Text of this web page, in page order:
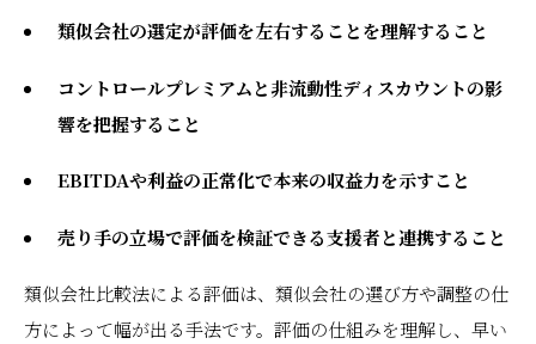
類似会社の選定が評価を左右することを理解すること
コントロールプレミアムと非流動性ディスカウントの影
響を把握すること
EBITDAや利益の正常化で本来の収益力を示すこと
売り手の立場で評価を検証できる支援者と連携すること
類似会社比較法による評価は、類似会社の選び方や調整の仕
方によって幅が出る手法です。評価の仕組みを理解し、早い